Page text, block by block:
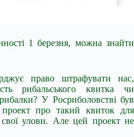
1 березня, можна знайти
право штрафувати нас,
рибальського квитка чи
У Росриболовстві був
про такий квиток для
свої улови. Але цей проект не